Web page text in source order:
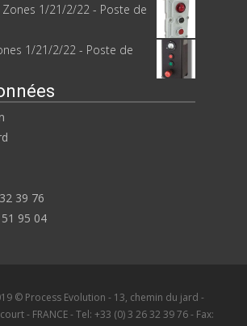
- Zones 1/21/2/22 - Poste de
1/21/2/22 - Poste de
39 76
95 04
© Process Evolution - 13, chemin du jard -
- FRANCE - Tel: +33 (0) 3 26 32 39 76 - Fax: